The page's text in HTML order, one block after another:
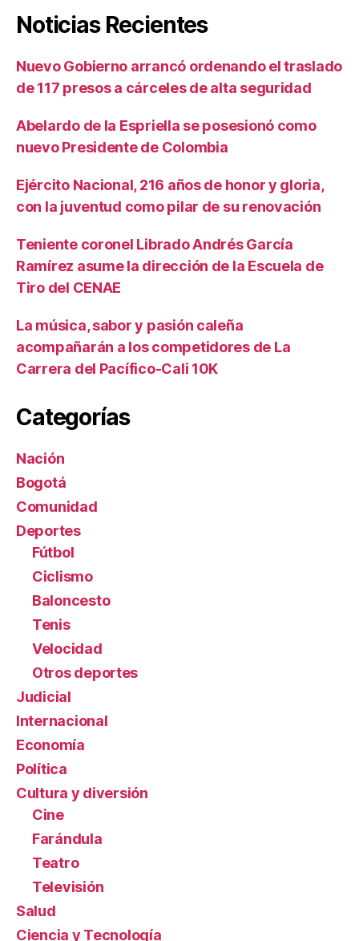
Noticias Recientes
Nuevo Gobierno arrancó ordenando el traslado
de 117 presos a cárceles de alta seguridad
Abelardo de la Espriella se posesionó como
nuevo Presidente de Colombia
Ejército Nacional, 216 años de honor y gloria,
con la juventud como pilar de su renovación
Teniente coronel Librado Andrés García
Ramírez asume la dirección de la Escuela de
Tiro del CENAE
La música, sabor y pasión caleña
acompañarán a los competidores de La
Carrera del Pacífico-Cali 10K
Categorías
Nación
Bogotá
Comunidad
Deportes
Fútbol
Ciclismo
Baloncesto
Tenis
Velocidad
Otros deportes
Judicial
Internacional
Economía
Política
Cultura y diversión
Cine
Farándula
Teatro
Televisión
Salud
Ciencia y Tecnología